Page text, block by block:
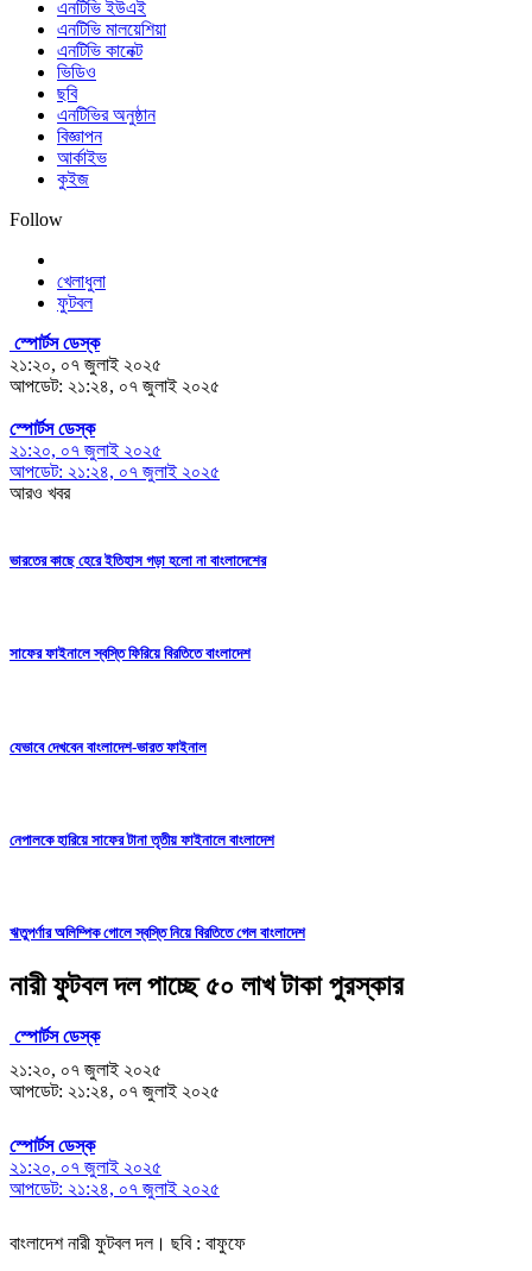
এনটিভি ইউএই
এনটিভি মালয়েশিয়া
এনটিভি কানেক্ট
ভিডিও
ছবি
এনটিভির অনুষ্ঠান
বিজ্ঞাপন
আর্কাইভ
কুইজ
Follow
খেলাধুলা
ফুটবল
স্পোর্টস ডেস্ক
২১:২০, ০৭ জুলাই ২০২৫
আপডেট: ২১:২৪, ০৭ জুলাই ২০২৫
স্পোর্টস ডেস্ক
২১:২০, ০৭ জুলাই ২০২৫
আপডেট: ২১:২৪, ০৭ জুলাই ২০২৫
আরও খবর
ভারতের কাছে হেরে ইতিহাস গড়া হলো না বাংলাদেশের
সাফের ফাইনালে স্বস্তি ফিরিয়ে বিরতিতে বাংলাদেশ
যেভাবে দেখবেন বাংলাদেশ-ভারত ফাইনাল
নেপালকে হারিয়ে সাফের টানা তৃতীয় ফাইনালে বাংলাদেশ
ঋতুপর্ণার অলিম্পিক গোলে স্বস্তি নিয়ে বিরতিতে গেল বাংলাদেশ
নারী ফুটবল দল পাচ্ছে ৫০ লাখ টাকা পুরস্কার
স্পোর্টস ডেস্ক
২১:২০, ০৭ জুলাই ২০২৫
আপডেট: ২১:২৪, ০৭ জুলাই ২০২৫
স্পোর্টস ডেস্ক
২১:২০, ০৭ জুলাই ২০২৫
আপডেট: ২১:২৪, ০৭ জুলাই ২০২৫
বাংলাদেশ নারী ফুটবল দল। ছবি : বাফুফে